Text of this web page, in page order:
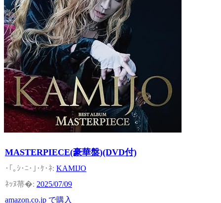
MASTERPIECE(豪華盤)(DVD付)
KAMIJO
2025/07/09
amazon.co.jp で購入